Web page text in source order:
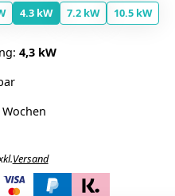
4,3 kW
Versand
4.3 kW 7.2 kW 10.5 kW